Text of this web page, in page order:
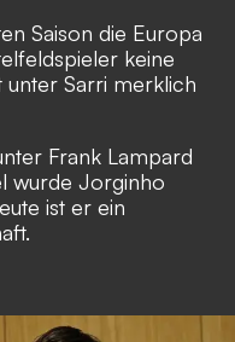
Saison die Europa
keine
unter Sarri merklich
Frank Lampard
wurde Jorginho
ist er ein